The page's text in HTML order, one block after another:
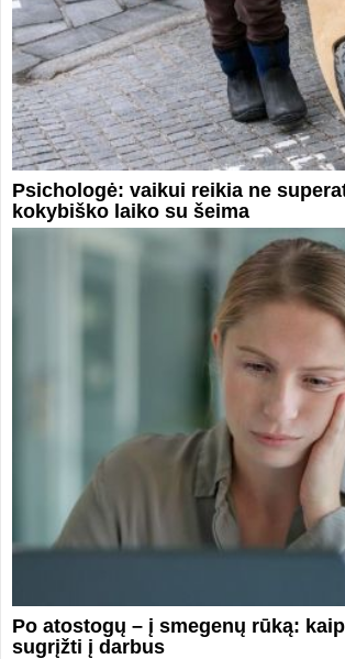
Psichologė: vaikui reikia ne
kokybiško laiko su šeima
Po atostogų – į smegenų rūką:
sugrįžti į darbus